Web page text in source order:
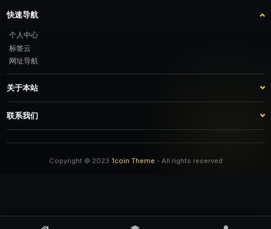
快速导航
个人中心
标签云
网址导航
关于本站
站点介绍
客服咨询
推广计划
联系我们
TG：@feimao2024 QQ：3261605442 微信：moto001com 新浪微博：不
Copyright © 2023 1coin Theme - All rights reserved